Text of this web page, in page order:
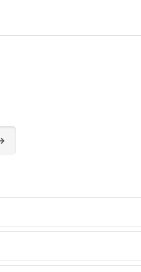
Rechercher des cours